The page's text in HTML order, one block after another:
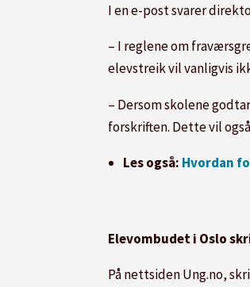
I en e-post svarer
– I reglene om
elevstreik vil vanligvis
– Dersom skolene
forskriften. Dette vil
Les også: Hvordan
Elevombudet i Oslo
På nettsiden Ung.no,